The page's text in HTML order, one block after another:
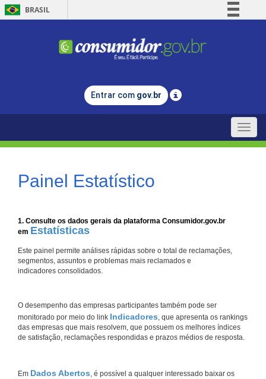
BRASIL
Comunica BR
Legislação
Entrar com gov.br
Toggle
Painel Estatístico
1. Consulte os dados gerais da plataforma Consumidor.gov.br
em Estatísticas
Este painel permite análises rápidas sobre o total de reclamações,
segmentos, assuntos e problemas mais reclamados e
indicadores consolidados.
O desempenho das empresas participantes também pode ser
monitorado por meio do link Indicadores, que apresenta os rankings
das empresas que mais resolvem, que possuem os melhores índices
de satisfação, reclamações respondidas e prazos médios de resposta.
Em Dados Abertos, é possível a qualquer interessado baixar os